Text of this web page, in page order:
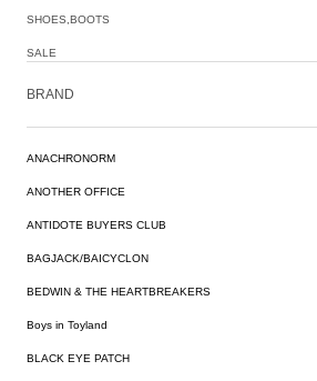
SHOES,BOOTS
SALE
BRAND
ANACHRONORM
ANOTHER OFFICE
ANTIDOTE BUYERS CLUB
BAGJACK/BAICYCLON
BEDWIN & THE HEARTBREAKERS
Boys in Toyland
BLACK EYE PATCH